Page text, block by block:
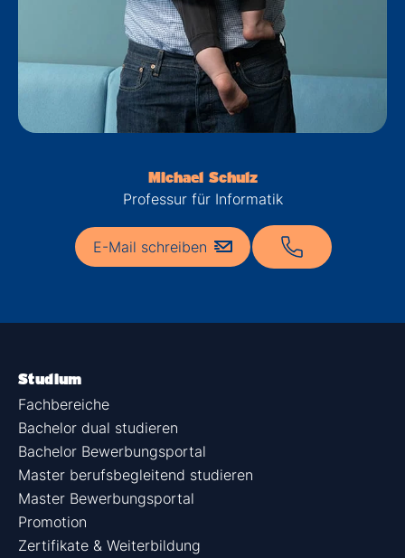
Michael Schulz
Professur für Informatik
E-Mail schreiben
Studium
Fachbereiche
Bachelor dual studieren
Bachelor Bewerbungsportal
Master berufsbegleitend studieren
Master Bewerbungsportal
Promotion
Zertifikate & Weiterbildung